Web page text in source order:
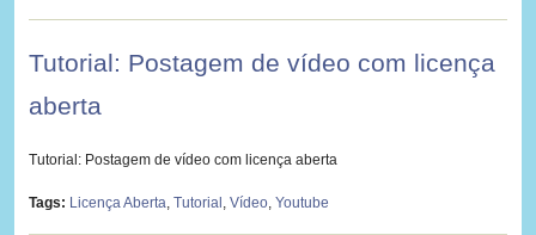
Tutorial: Postagem de vídeo com licença
aberta
Tutorial: Postagem de vídeo com licença aberta
Tags: Licença Aberta, Tutorial , Vídeo, Youtube